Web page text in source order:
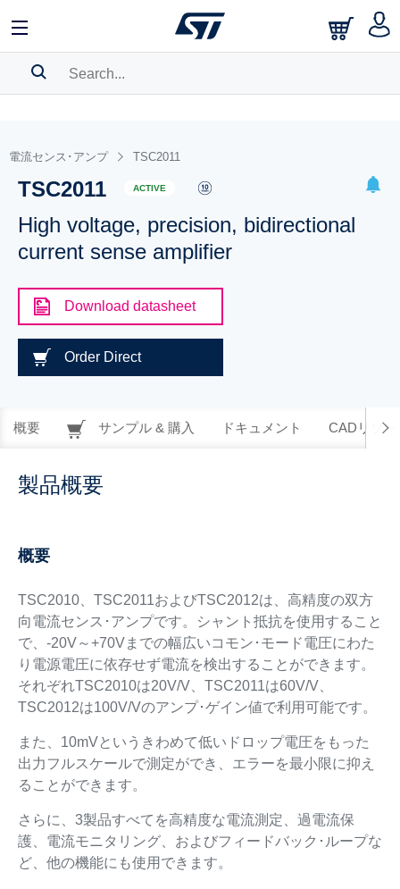
BOOKMARK
Pleaselog in to show your saved searches.
電流センス･アンプ TSC2011
TSC2011 ACTIVE
High voltage, precision, bidirectional
current sense amplifier
Download datasheet
Order Direct
概要 サンプル & 購入 ドキュメント CADリソー
製品概要
概要
TSC2010、TSC2011およびTSC2012は、高精度の双方
向電流センス･アンプです。シャント抵抗を使用すること
で、-20V～+70Vまでの幅広いコモン･モード電圧にわた
り電源電圧に依存せず電流を検出することができます。
それぞれTSC2010は20V/V、TSC2011は60V/V、
TSC2012は100V/Vのアンプ･ゲイン値で利用可能です。
また、10mVというきわめて低いドロップ電圧をもった
出力フルスケールで測定ができ、エラーを最小限に抑え
ることができます。
さらに、3製品すべてを高精度な電流測定、過電流保
護、電流モニタリング、およびフィードバック･ループな
ど、他の機能にも使用できます。